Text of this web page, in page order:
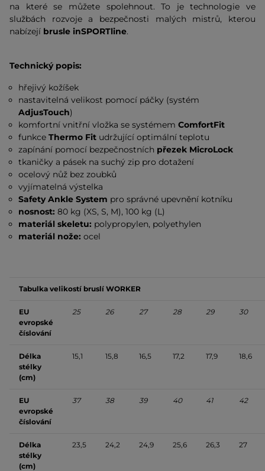
na které se můžete spolehnout. To je technologie ve
službách rozvoje a bezpečnosti malých mistrů, kterou
nabízejí brusle inSPORTline.
Technický popis:
hřejivý kožíšek
nastavitelná velikost pomocí páčky (systém
AdjusTouch)
komfortní vnitřní vložka se systémem ComfortFit
funkceThermo Fit udržující optimální teplotu
zapínání pomocí bezpečnostních přezek MicroLock
tkaničky a pásek na suchý zip pro dotažení
ocelový nůž bez zoubků
vyjímatelná výstelka
Safety Ankle System pro správné upevnění kotníku
nosnost: 80 kg (XS, S, M), 100 kg (L)
materiál skeletu: polypropylen, polyethylen
materiál nože: ocel
Tabulka velikostí bruslí WORKER
EU
evropské
číslování
25 26 27 28 29 30
Délka
stélky
(cm)
15,1 15,8 16,5 17,2 17,9 18,6
EU
evropské
číslování
37 38 39 40 41 42
Délka
stélky
(cm)
23,5 24,2 24,9 25,6 26,3 27